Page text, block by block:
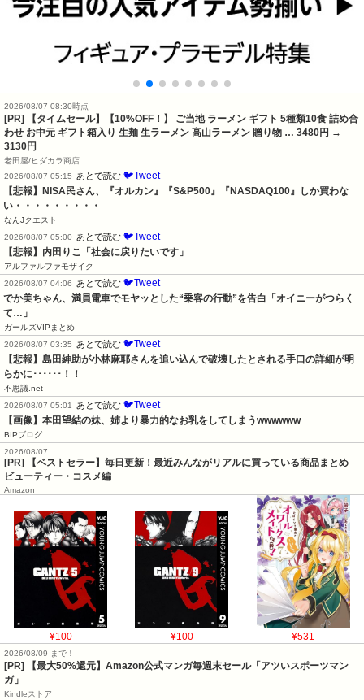
2026/08/07 08:30時点
[PR] 【タイムセール】【10%OFF！】 ご当地 ラーメン ギフト 5種類10食 詰め合
わせ お中元 ギフト箱入り 生麺 生ラーメン 高山ラーメン 贈り物 … 3480円 →
3130円
老田屋/ヒダカラ商店
2026/08/07 05:15
あとで読む 🐦Tweet
【悲報】NISA民さん、『オルカン』『S&P500』『NASDAQ100』しか買わな
い・・・・・・・・・
なんJクエスト
2026/08/07 05:00
あとで読む 🐦Tweet
【悲報】内田りこ「社会に戻りたいです」
アルファルファモザイク
2026/08/07 04:06
あとで読む 🐦Tweet
でか美ちゃん、満員電車でモヤッとした“乗客の行動”を告白「オイニーがつらく
て…」
ガールズVIPまとめ
2026/08/07 03:35
あとで読む 🐦Tweet
【悲報】島田紳助が小林麻耶さんを追い込んで破壊したとされる手口の詳細が明
らかに･･････！！
不思議.net
2026/08/07 05:01
あとで読む 🐦Tweet
【画像】本田望結の妹、姉より暴力的なお乳をしてしまうwwwwww
BIPブログ
2026/08/07
[PR] 【ベストセラー】毎日更新！最近みんながリアルに買っている商品まとめ
ビューティー・コスメ編
Amazon
¥100 ¥100 ¥531
2026/08/09 まで！
[PR]
【最大50%還元】Amazon公式マンガ毎週末セール「アツいスポーツマン
ガ」
Kindleストア